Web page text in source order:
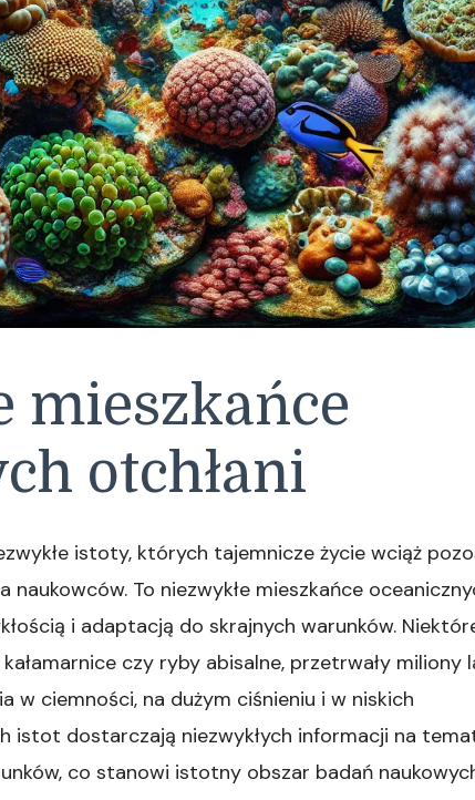
mieszkańce
otchłani
istoty, których tajemnicze życie wciąż
naukowców. To niezwykłe mieszkańce
i adaptacją do skrajnych warunków.
czy ryby abisalne, przetrwały miliony
w ciemności, na dużym ciśnieniu i w niskich
istot dostarczają niezwykłych informacji na
co stanowi istotny obszar badań